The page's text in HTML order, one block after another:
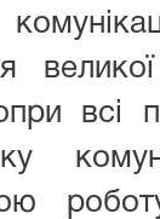
великої
всі